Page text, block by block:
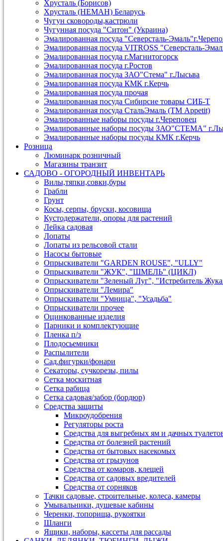
Хрусталь (Борисов)
Хрусталь (НЕМАН) Беларусь
Чугун сковороды,кастрюли
Чугунная посуда "Ситон" (Украина)
Эмалированная посуда "Северсталь-
Эмалированная посуда VITROSS "Северсталь-
Эмалированная посуда г.Магнитогорск
Эмалированная посуда г.Ростов
Эмалированная посуда ЗАО"Стема" г.Лысьва
Эмалированная посуда КМК г.Керчь
Эмалированная посуда прочая
Эмалированная посуда Сибирсие товары СИБ-Т
Эмалированная посуда СтальЭмаль (ТМ Appetit)
Эмалированные наборы посуды г.Череповец
Эмалированные наборы посуды ЗАО"СТЕМА"
Эмалированные наборы посуды КМК г.Керчь
Розница
Люминарк розничный
Магазины транзит
САДОВО - ОГОРОДНЫЙ ИНВЕНТАРЬ
Вилы,тяпки,совки,буры
Грабли
Грунт
Косы, серпы, бруски, косовища
Кустодержатели, опоры для растений
Лейка садовая
Лопаты
Лопаты из рельсовой стали
Насосы бытовые
Опрыскиватели "GARDEN ROUSE", "ULLY"
Опрыскиватели "ЖУК", "ШМЕЛЬ" (ЦИКЛ)
Опрыскиватели "Зеленый Луг", "Истребитель
Опрыскиватели "Лемира"
Опрыскиватели "Умница", "Усадьба"
Опрыскиватели прочее
Оцинкованные изделия
Парники и комплектующие
Пленка п/э
Плодосьемники
Распылители
Сад.фигурки/фонари
Секаторы, сучкорезы, пилы
Сетка москитная
Сетка рабица
Сетка садовая/забор (бордюр)
Средства защиты
Микроудобрения
Регуляторы роста
Средства для выгребных ям и дачных
Средства от болезней растений
Средства от бытовых насекомых
Средства от грызунов
Средства от комаров, клещей
Средства от садовых вредителей
Средства от сорняков
Тачки садовые, строительные, колеса, камеры
Умывальники, душевые кабины
Черенки, топорища, рукоятки
Шланги
Ящики, наборы, кассеты для рассады